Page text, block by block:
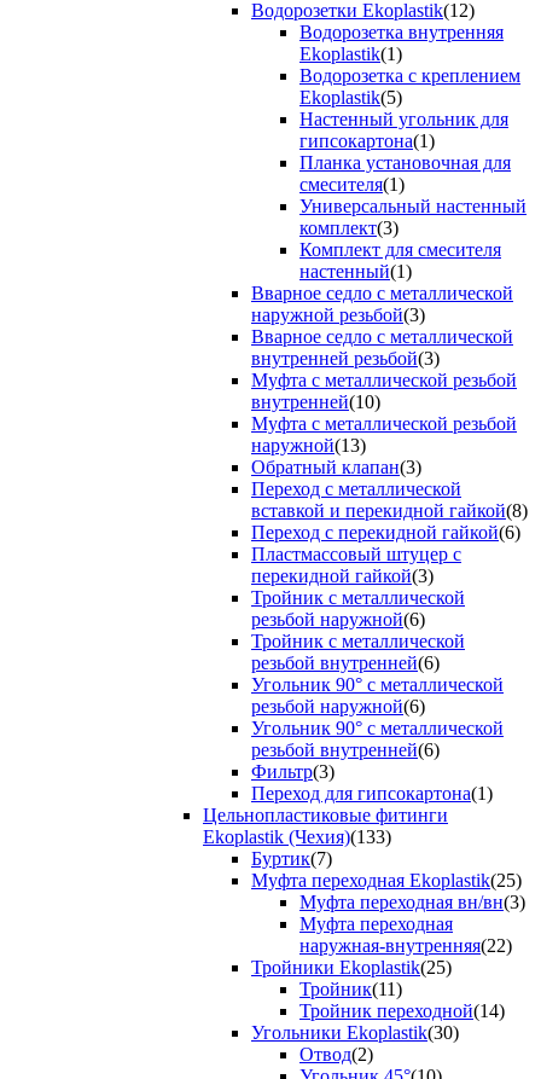
Водорозетки Ekoplastik(12)
Водорозетка внутренняя
Ekoplastik(1)
Водорозетка с креплением
Ekoplastik(5)
Настенный угольник для
гипсокартона(1)
Планка установочная для
смесителя(1)
Универсальный настенный
комплект(3)
Комплект для смесителя
настенный(1)
Вварное седло с металлической
наружной резьбой(3)
Вварное седло с металлической
внутренней резьбой(3)
Муфта с металлической резьбой
внутренней(10)
Муфта с металлической резьбой
наружной(13)
Обратный клапан(3)
Переход с металлической
вставкой и перекидной гайкой(8)
Переход с перекидной гайкой(6)
Пластмассовый штуцер с
перекидной гайкой(3)
Тройник с металлической
резьбой наружной(6)
Тройник с металлической
резьбой внутренней(6)
Угольник 90° с металлической
резьбой наружной(6)
Угольник 90° с металлической
резьбой внутренней(6)
Фильтр(3)
Переход для гипсокартона(1)
Цельнопластиковые фитинги
Ekoplastik (Чехия)(133)
Буртик(7)
Муфта переходная Ekoplastik(25)
Муфта переходная вн/вн(3)
Муфта переходная
наружная-внутренняя(22)
Тройники Ekoplastik(25)
Тройник(11)
Тройник переходной(14)
Угольники Ekoplastik(30)
Отвод(2)